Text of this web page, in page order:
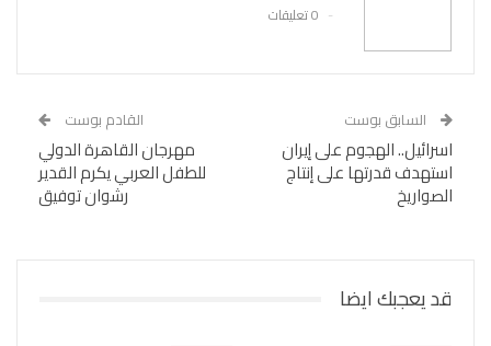
0 تعليقات
السابق بوست
اسرائيل.. الهجوم على إيران
استهدف قدرتها على إنتاج
الصواريخ
القادم بوست
مهرجان القاهرة الدولي
للطفل العربي يكرم القدير
رشوان توفيق
قد يعجبك ايضا